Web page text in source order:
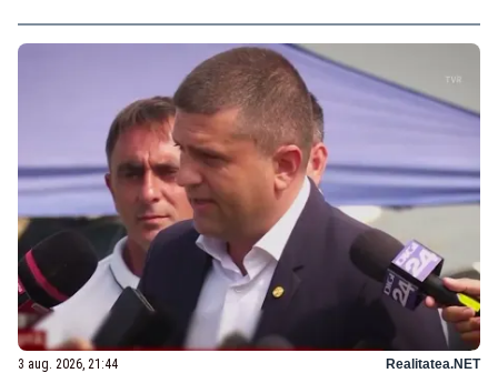
3 aug. 2026, 21:44 Realitatea.NET